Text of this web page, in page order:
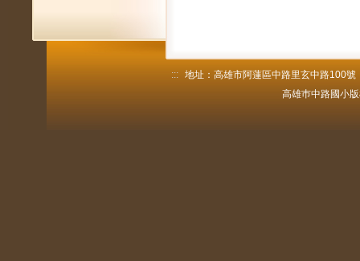
::: 地址：高雄市阿蓮區中路里玄中路100
高雄巿中路國小